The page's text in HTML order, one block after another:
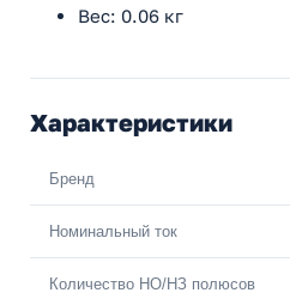
Вес: 0.06 кг
Характеристики
Бренд
Номинальный ток
Количество НО/НЗ полюсов